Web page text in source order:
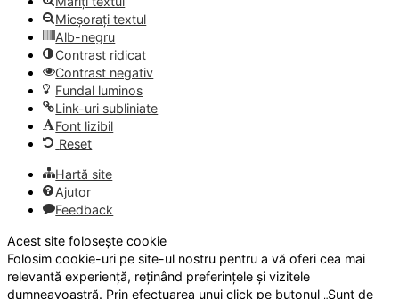
Micșorați textul
Alb-negru
Contrast ridicat
Contrast negativ
Fundal luminos
Link-uri subliniate
Font lizibil
Reset
Hartă site
Ajutor
Feedback
Acest site folosește cookie
Folosim cookie-uri pe site-ul nostru pentru a vă oferi cea mai
relevantă experiență, reținând preferințele și vizitele
dumneavoastră. Prin efectuarea unui click pe butonul „Sunt de